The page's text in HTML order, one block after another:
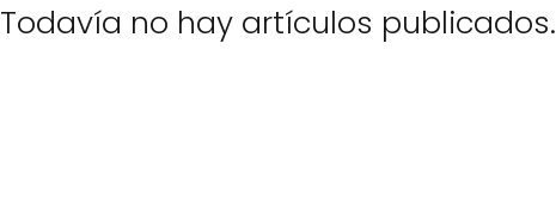
Todavía no hay artículos publicados.